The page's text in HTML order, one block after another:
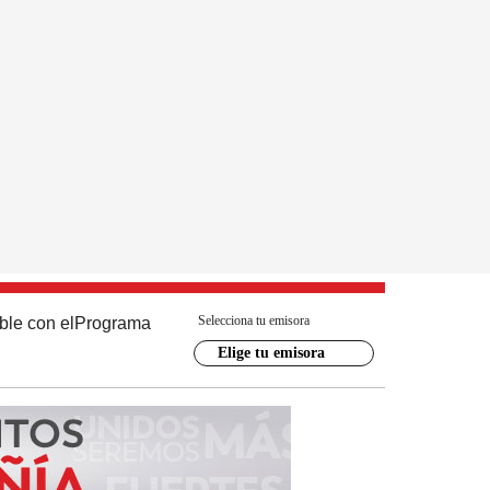
con el Programa Selecciona tu emisora
Elige tu emisora